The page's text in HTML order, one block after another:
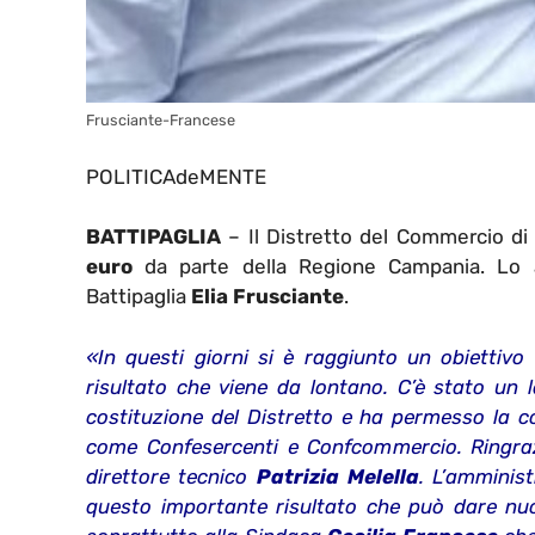
Frusciante-Francese
POLITICAdeMENTE
BATTIPAGLIA – Il Distretto del Commercio
euro da parte della Regione Campania. Lo
Battipaglia Elia Frusciante.
«In questi giorni si è raggiunto un obiettivo
risultato che viene da lontano. C’è stato
costituzione del Distretto e ha permesso la
come Confesercenti e Confcommercio.
direttore tecnico Patrizia Melella.
questo importante risultato che può dare